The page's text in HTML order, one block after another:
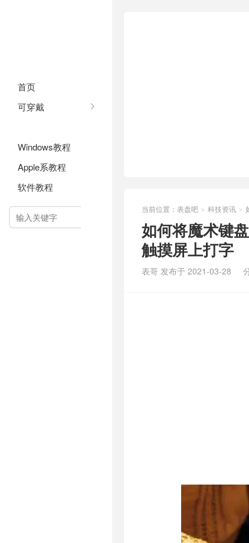
首页
可穿戴
Windows教程
Apple系教程
软件教程
当前位置： 表盘吧 > 科技资讯 >
如何将魔术键
触摸屏上打字
表哥 发布于 2021-03-28